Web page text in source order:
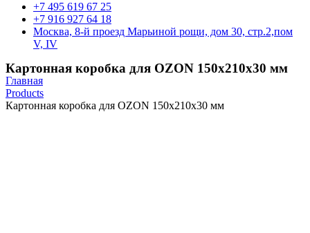
+7 495 619 67 25
+7 916 927 64 18
Москва, 8-й проезд Марьиной рощи, дом 30, стр.2,пом
V, IV
Картонная коробка для OZON 150х210х30 мм
Главная
Products
Картонная коробка для OZON 150х210х30 мм